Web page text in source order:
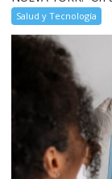
Salud y Tecnología